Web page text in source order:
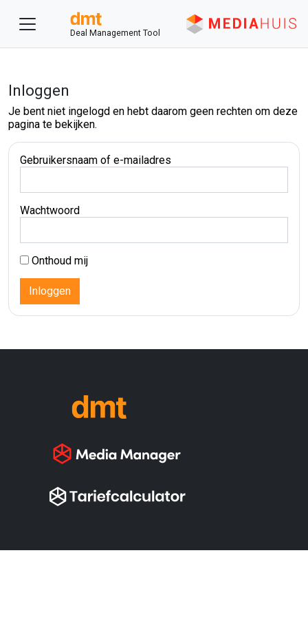
Deal Management Tool
Inloggen
Je bent niet ingelogd en hebt daarom geen rechten om deze
pagina te bekijken.
Gebruikersnaam of e-mailadres
Wachtwoord
Onthoud mij